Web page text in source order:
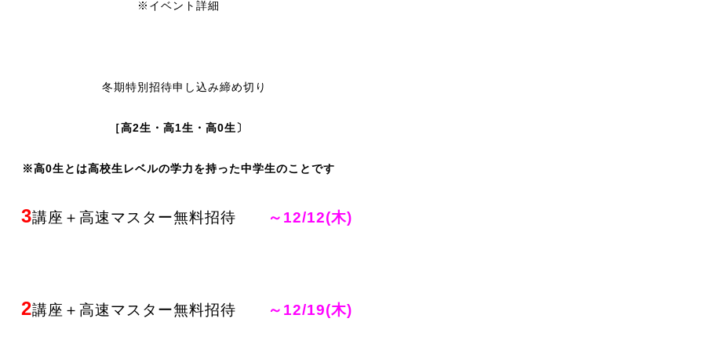
※イベント詳細
冬期特別招待申し込み締め切り
［高2生・高1生・高0生〕
※高0生とは高校生レベルの学力を持った中学生のことです
3講座＋高速マスター無料招待 ～12/12(木)
2講座＋高速マスター無料招待 ～12/19(木)